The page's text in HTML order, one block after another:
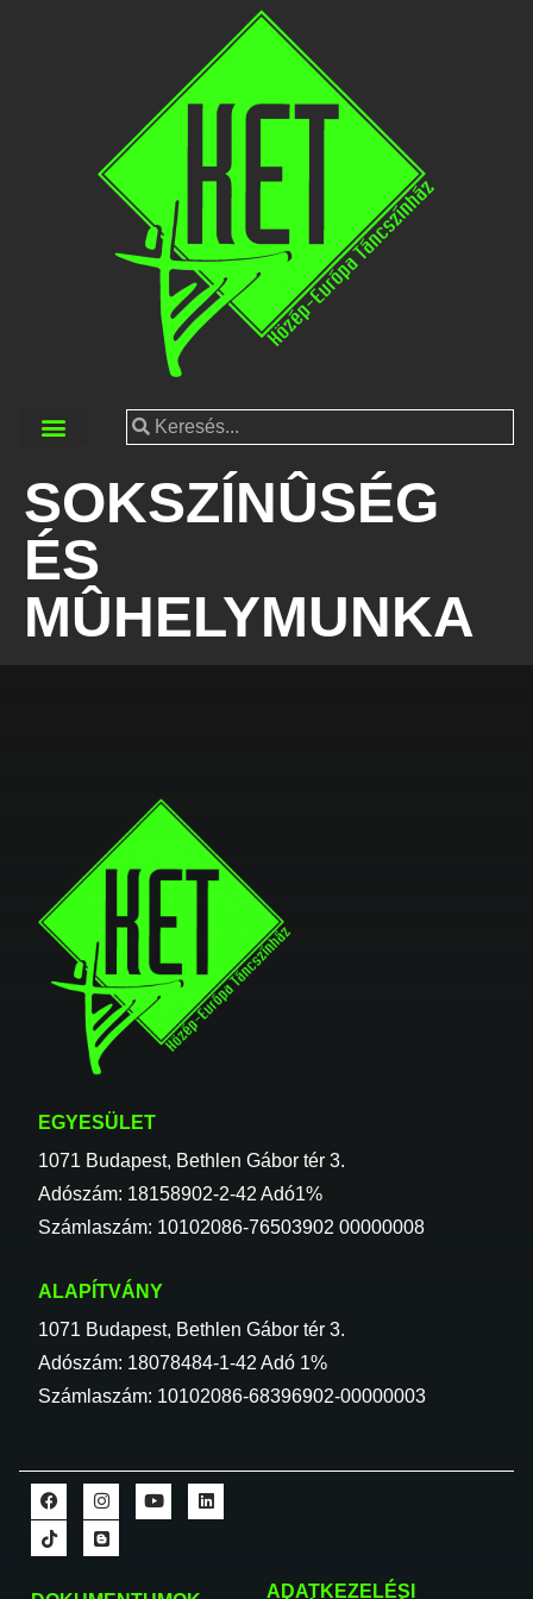
SOKSZÍNÛSÉG
ÉS
MÛHELYMUNKA
EGYESÜLET
1071 Budapest, Bethlen Gábor tér 3.
Adószám: 18158902-2-42 Adó1%
Számlaszám: 10102086-76503902 00000008
ALAPÍTVÁNY
1071 Budapest, Bethlen Gábor tér 3.
Adószám: 18078484-1-42 Adó 1%
Számlaszám: 10102086-68396902-00000003
ADATKEZELÉSI